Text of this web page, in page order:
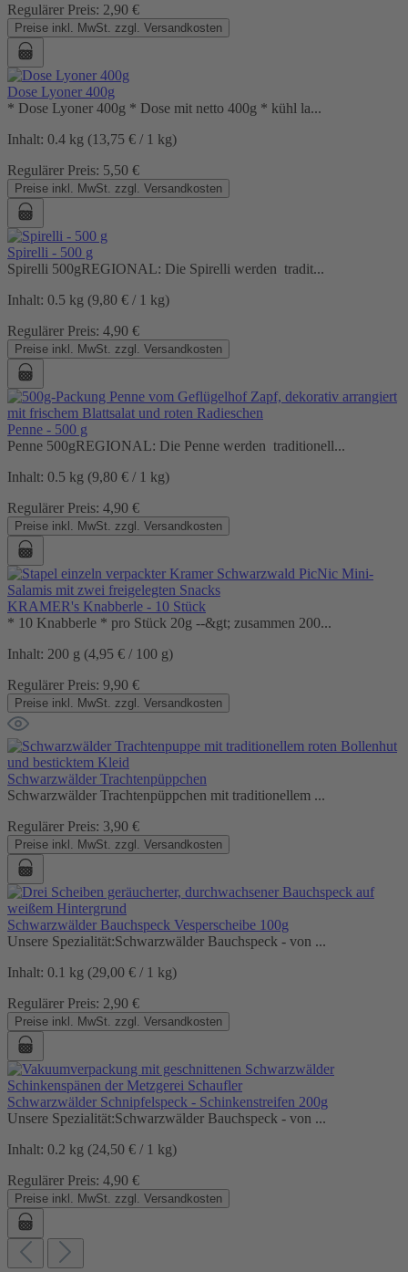
Regulärer Preis: 2,90 €
Preise inkl. MwSt. zzgl. Versandkosten
Dose Lyoner 400g
* Dose Lyoner 400g * Dose mit netto 400g * kühl la...
Inhalt: 0.4 kg (13,75 € / 1 kg)
Regulärer Preis: 5,50 €
Preise inkl. MwSt. zzgl. Versandkosten
Spirelli - 500 g
Spirelli 500gREGIONAL: Die Spirelli werden tradit...
Inhalt: 0.5 kg (9,80 € / 1 kg)
Regulärer Preis: 4,90 €
Preise inkl. MwSt. zzgl. Versandkosten
Penne - 500 g
Penne 500gREGIONAL: Die Penne werden traditionell...
Inhalt: 0.5 kg (9,80 € / 1 kg)
Regulärer Preis: 4,90 €
Preise inkl. MwSt. zzgl. Versandkosten
KRAMER's Knabberle - 10 Stück
* 10 Knabberle * pro Stück 20g --&gt; zusammen 200...
Inhalt: 200 g (4,95 € / 100 g)
Regulärer Preis: 9,90 €
Preise inkl. MwSt. zzgl. Versandkosten
Schwarzwälder Trachtenpüppchen
Schwarzwälder Trachtenpüppchen mit traditionellem ...
Regulärer Preis: 3,90 €
Preise inkl. MwSt. zzgl. Versandkosten
Schwarzwälder Bauchspeck Vesperscheibe 100g
Unsere Spezialität:Schwarzwälder Bauchspeck - von ...
Inhalt: 0.1 kg (29,00 € / 1 kg)
Regulärer Preis: 2,90 €
Preise inkl. MwSt. zzgl. Versandkosten
Schwarzwälder Schnipfelspeck - Schinkenstreifen 200g
Unsere Spezialität:Schwarzwälder Bauchspeck - von ...
Inhalt: 0.2 kg (24,50 € / 1 kg)
Regulärer Preis: 4,90 €
Preise inkl. MwSt. zzgl. Versandkosten